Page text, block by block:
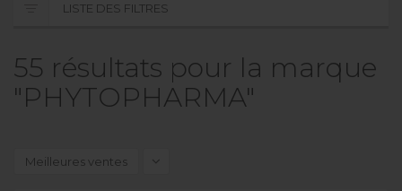
LISTE DES FILTRES
55 résultats pour la marque
"PHYTOPHARMA"
Meilleures ventes